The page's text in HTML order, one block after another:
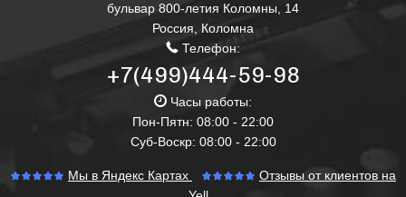
бульвар 800-летия Коломны, 14
Россия, Коломна
Телефон:
+7(499)444-59-98
Часы работы:
Пон-Пятн: 08:00 - 22:00
Суб-Воскр: 08:00 - 22:00
Мы в Яндекс Картах
Отзывы от клиентов на